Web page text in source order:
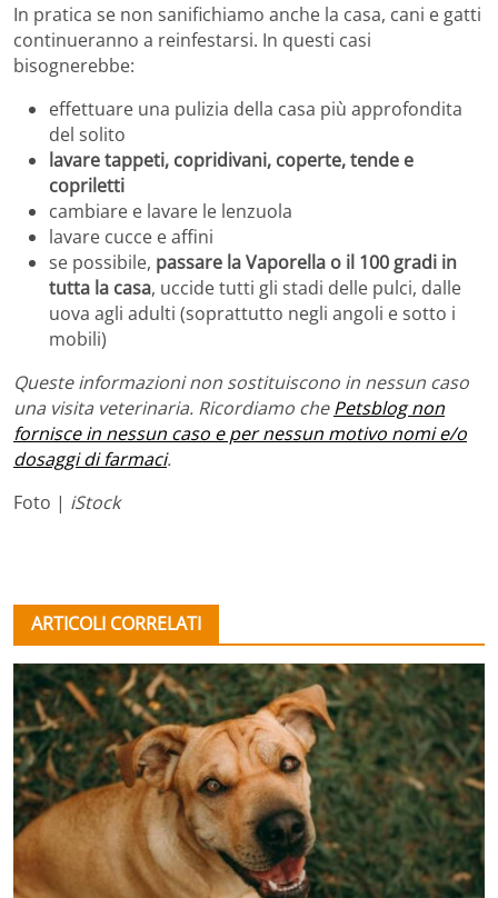
In pratica se non sanifichiamo anche la casa, cani e gatti
continueranno a reinfestarsi. In questi casi
bisognerebbe:
effettuare una pulizia della casa più approfondita
del solito
lavare tappeti, copridivani, coperte, tende e
copriletti
cambiare e lavare le lenzuola
lavare cucce e affini
se possibile, passare la Vaporella o il 100 gradi in
tutta la casa, uccide tutti gli stadi delle pulci, dalle
uova agli adulti (soprattutto negli angoli e sotto i
mobili)
Queste informazioni non sostituiscono in nessun caso
una visita veterinaria. Ricordiamo chePetsblog non
fornisce in nessun caso e per nessun motivo nomi e/o
dosaggi di farmaci.
Foto | iStock
ARTICOLI CORRELATI